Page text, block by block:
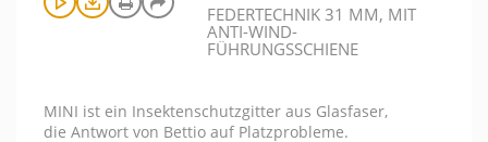
FEDERTECHNIK 31 MM, MIT
ANTI-WIND-
FÜHRUNGSSCHIENE
MINI ist ein Insektenschutzgitter aus Glasfaser,
die Antwort von Bettio auf Platzprobleme.